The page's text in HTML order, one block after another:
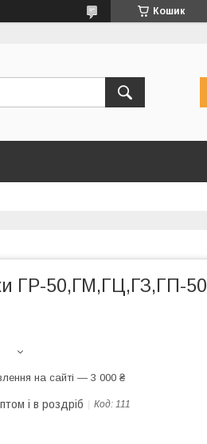
Кошик
ГР-50,ГМ,ГЦ,ГЗ,ГП-50
на сайті — 3 000 ₴
і в роздріб Код: 111